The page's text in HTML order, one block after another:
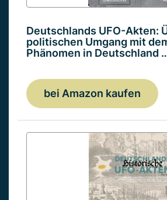
Deutschlands UFO-Akten:
politischen Umgang mit
Phänomen in Deutschland
bei Amazon kaufen